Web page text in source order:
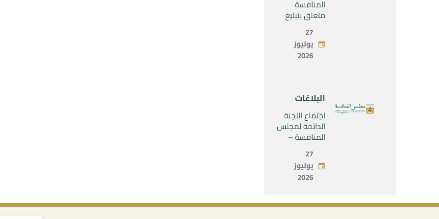
المنافسة
متعلق بتبليغ
مشروع عملية
تركيز اقتصادي
يخص تولي
شركة « Fives
Industries SAS
»
27
يوليوز
2026
البلاغات
اجتماع اللجنة
الدائمة لمجلس
المنافسة –
2026
27
يوليوز
2026